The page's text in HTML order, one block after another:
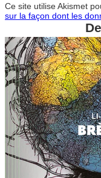
Ce site utilise Akismet
sur la façon dont les